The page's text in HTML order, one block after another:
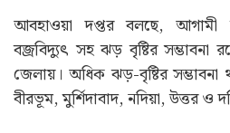
আবহাওয়া দপ্তর বলছে, আগামী
বজ্রবিদ্যুৎ সহ ঝড় বৃষ্টির সম্ভাবনা
জেলায়। অধিক ঝড়-বৃষ্টির সম্ভাবনা
বীরভূম, মুর্শিদাবাদ, নদিয়া, উত্তর ও